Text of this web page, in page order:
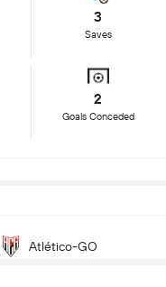
3
Saves
2
Goals Conceded
Atlético-GO